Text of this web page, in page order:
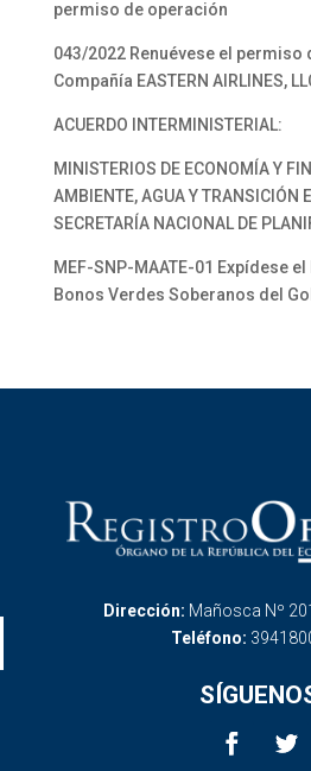
permiso de operación
043/2022 Renuévese el permiso
Compañía EASTERN AIRLINES,
ACUERDO INTERMINISTERIAL:
MINISTERIOS DE ECONOMÍA Y
AMBIENTE, AGUA Y TRANSICIÓN
SECRETARÍA NACIONAL DE
MEF-SNP-MAATE-01 Expídese
Bonos Verdes Soberanos del
Dirección: Mañosca Nº
Teléfono: